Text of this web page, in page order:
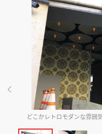
内装の費用相場シミュレ
掲載希望のデザイン設計
店舗開業・改装を
どこかレトロモダンな雰囲